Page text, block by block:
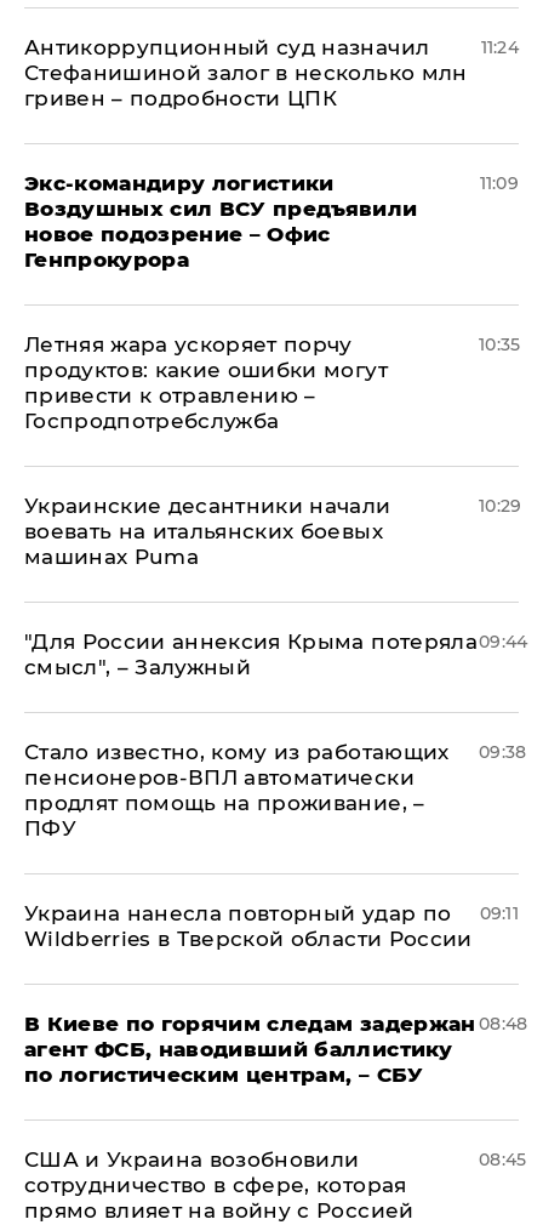
Антикоррупционный суд назначил
Стефанишиной залог в несколько млн
гривен – подробности ЦПК
11:24
Экс-командиру логистики
Воздушных сил ВСУ предъявили
новое подозрение – Офис
Генпрокурора
11:09
Летняя жара ускоряет порчу
продуктов: какие ошибки могут
привести к отравлению –
Госпродпотребслужба
10:35
Украинские десантники начали
воевать на итальянских боевых
машинах Puma
10:29
"Для России аннексия Крыма потеряла
смысл", – Залужный
09:44
Стало известно, кому из работающих
пенсионеров-ВПЛ автоматически
продлят помощь на проживание, –
ПФУ
09:38
Украина нанесла повторный удар по
Wildberries в Тверской области России
09:11
В Киеве по горячим следам задержан
агент ФСБ, наводивший баллистику
по логистическим центрам, – СБУ
08:48
США и Украина возобновили
сотрудничество в сфере, которая
прямо влияет на войну с Россией
08:45